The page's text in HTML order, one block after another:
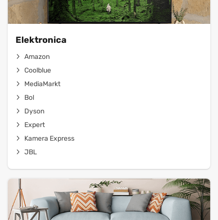
Elektronica
Amazon
Coolblue
MediaMarkt
Bol
Dyson
Expert
Kamera Express
JBL